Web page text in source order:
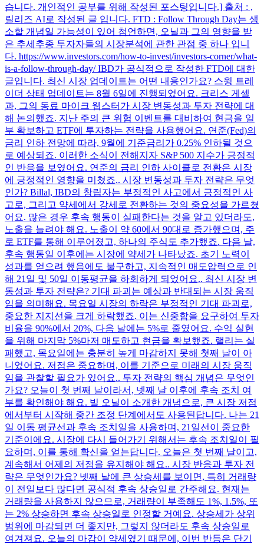
습니다. 개인적인 공부를 위해 작성된 포스팅입니다.] 출처 : ,
릴리즈 AI로 작성된 글 입니다. FTD : Follow Through Day는 생
소할 개념일 가능성이 있어 첨언하면, 오닐과 그의 영향을 받
은 추세추종 투자자들의 시장분석에 관한 관점 중 하나 입니
다. https://www.investors.com/how-to-invest/investors-corner/what-
is-a-follow-through-day/ IBD가 공식적으로 작성한 FTD에 대한
글입니다. 최신 시장 업데이트는 어떤 내용인가요? 스윙 트레
이더 상태 업데이트는 8월 6일에 진행되었어요. 크리스 게셀
과, 그의 동료 마이크 웹스터가 시장 변동성과 투자 전략에 대
해 논의했죠. 지난 주의 큰 위험 이벤트를 대비하여 현금을 일
부 확보하고 ETF에 투자하는 전략을 사용했어요. 연준(Fed)의
금리 인하 전망에 따라, 9월에 기준금리가 0.25% 인하될 것으
로 예상되죠. 이러한 소식이 전해지자 S&P 500 지수가 긍정적
인 반응을 보였어요. 연준의 금리 인하 사이클로 전환은 시장
에 긍정적인 영향을 미쳤죠.. 시장 변동성과 투자 전략은 무엇
인가? Billal, IBD의 창립자는 부정적인 사고에서 긍정적인 사
고로, 그리고 약세에서 강세로 전환하는 것의 중요성을 가르쳤
어요. 많은 경우 후속 행동이 실패한다는 것을 알고 있더라도,
노출을 늘려야 해요. 노출이 약 60에서 90대로 증가했으며, 주
로 ETF를 통해 이루어졌고, 하나의 주식도 추가했죠. 다음 날,
후속 행동일 이후에는 시장에 약세가 나타났죠. 초기 노력이
성과를 얻으려 했음에도 불구하고, 지속적인 매도압력으로 인
해 21일 및 50일 이동평균을 하회하게 되었어요.. 최신 시장 변
동성과 투자 전략은? 기대 파괴는 예상과 반대되는 시장 움직
임을 의미해요. 목요일 시장의 하락은 부정적인 기대 파괴로,
중요한 지지선을 크게 하락했죠. 이는 신중함을 요구하여 투자
비율을 90%에서 20%, 다음 날에는 5%로 줄였어요. 수익 실현
을 위해 마지막 5%마저 매도하고 현금을 확보했죠. 랠리는 실
패했고, 목요일에는 충분히 높게 마감하지 못해 첫째 날이 아
니었어요. 저점은 중요하며, 이를 기준으로 미래의 시장 움직
임을 관찰할 필요가 있어요.. 투자 전략의 핵심 개념은 무엇인
가요? 오늘이 첫 번째 날이라서, 넷째 날 이후에 후속 조치 여
부를 확인해야 해요. 빌 오닐이 소개한 개념으로, 큰 시장 저점
에서부터 시작해 중간 조정 단계에서도 사용된답니다. 나는 21
일 이동 평균선과 후속 조치일을 사용하며, 21일선이 중요한
기준이에요. 시장에 다시 들어가기 위해서는 후속 조치일이 필
요하며, 이를 통해 확신을 얻는답니다. 오늘은 첫 번째 날이고,
계속해서 어제의 저점을 유지해야 해요.. 시장 반응과 투자 전
략은 무엇인가요? 넷째 날에 큰 상승세를 보이면, 특히 거래량
이 전일보다 많다면 공식적 후속 상승일로 간주해요. 현재는
거래량을 사용하지 않으므로, 거래량이 부족해도 1%, 1.5%, 또
는 2% 상승하면 후속 상승일로 인정할 거예요. 상승세가 상위
범위에 마감되면 더 좋지만, 그렇지 않더라도 후속 상승일로
여겨져요. 오늘의 마감이 약세였기 때문에, 이번 반등은 단기